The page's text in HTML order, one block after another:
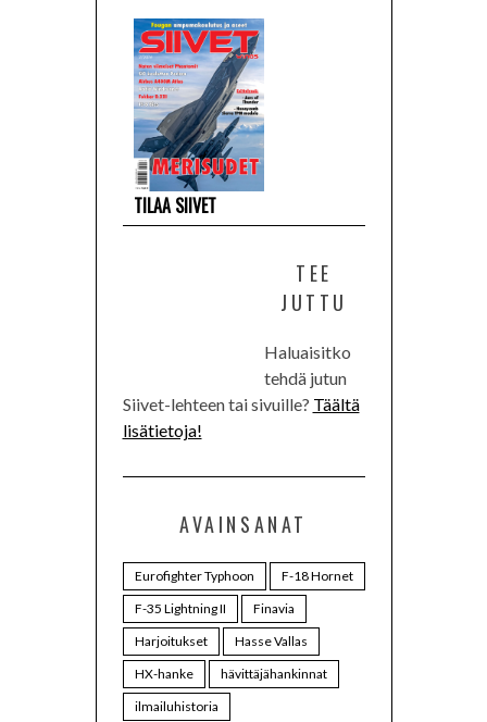
TILAA SIIVET
TEE
JUTTU
Haluaisitko
tehdä jutun
Siivet-lehteen tai sivuille? Täältä
lisätietoja!
AVAINSANAT
Eurofighter Typhoon
F-18 Hornet
F-35 Lightning II
Finavia
Harjoitukset
Hasse Vallas
HX-hanke
hävittäjähankinnat
ilmailuhistoria